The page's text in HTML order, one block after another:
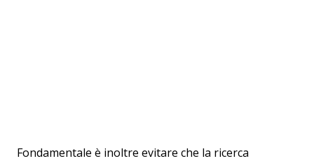
Fondamentale è inoltre evitare che la ricerca